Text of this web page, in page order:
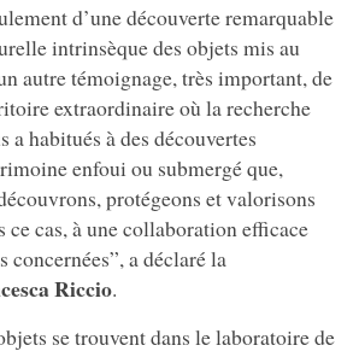
d’une découverte remarquable
intrinsèque des objets mis au
autre témoignage, très important, de
extraordinaire où la recherche
a habitués à des découvertes
enfoui ou submergé que,
protégeons et valorisons
ce cas, à une collaboration efficace
concernées”, a déclaré la
Riccio.
se trouvent dans le laboratoire de